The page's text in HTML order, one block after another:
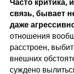
Часто критика,
связь, бывает
даже
отношения
расстроен,
внешних
суждено